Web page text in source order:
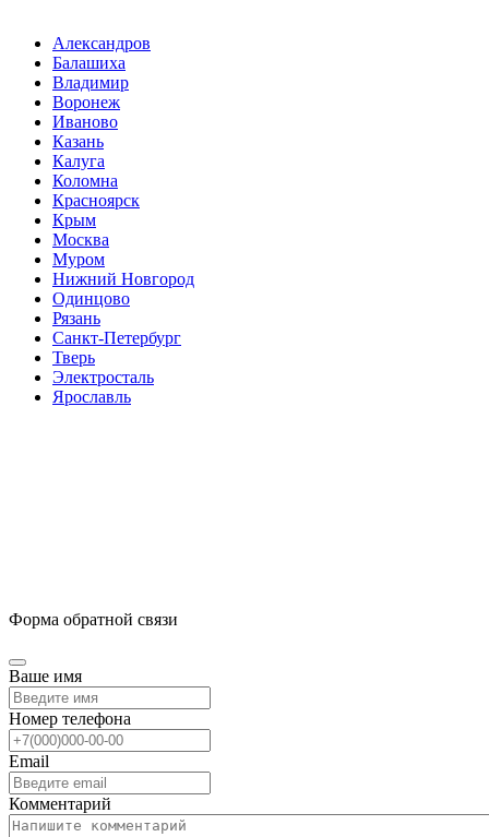
Александров
Балашиха
Владимир
Воронеж
Иваново
Казань
Калуга
Коломна
Красноярск
Крым
Москва
Муром
Нижний Новгород
Одинцово
Рязань
Санкт-Петербург
Тверь
Электросталь
Ярославль
Форма обратной связи
Ваше имя
Номер телефона
Email
Комментарий